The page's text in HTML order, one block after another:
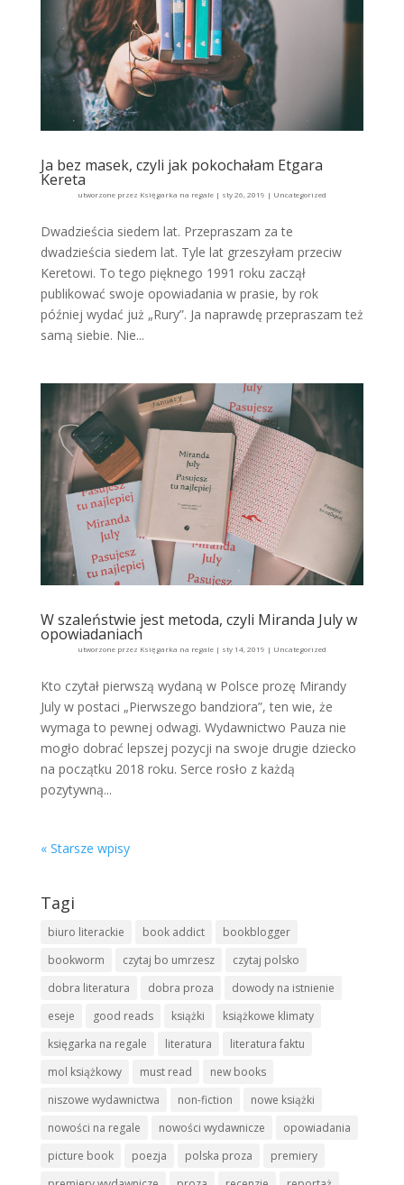
Ja bez masek, czyli jak pokochałam Etgara
Kereta
utworzone przez Księgarka na regale| sty 26, 2019 | Uncategorized
Dwadzieścia siedem lat. Przepraszam za te
dwadzieścia siedem lat. Tyle lat grzeszyłam przeciw
Keretowi. To tego pięknego 1991 roku zaczął
publikować swoje opowiadania w prasie, by rok
później wydać już „Rury”. Ja naprawdę przepraszam też
samą siebie. Nie...
W szaleństwie jest metoda, czyli Miranda July w
opowiadaniach
utworzone przez Księgarka na regale| sty 14, 2019 | Uncategorized
Kto czytał pierwszą wydaną w Polsce prozę Mirandy
July w postaci „Pierwszego bandziora”, ten wie, że
wymaga to pewnej odwagi. Wydawnictwo Pauza nie
mogło dobrać lepszej pozycji na swoje drugie dziecko
na początku 2018 roku. Serce rosło z każdą
pozytywną...
« Starsze wpisy
Tagi
biuro literackie book addict
bookblogger
bookworm
czytaj bo umrzesz
czytaj polsko
dobra literatura
dobra proza
dowody na istnienie
eseje
good reads książki
książkowe klimaty
księgarka na regale
literatura
literatura faktu
mol książkowy
must read
new books
niszowe wydawnictwa
non-fiction
nowe książki
nowości na regale
nowości wydawnicze
opowiadania
picture book
poezja polska proza
premiery